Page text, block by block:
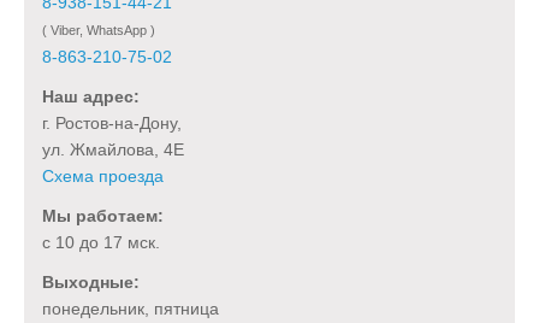
( Viber, WhatsApp )
8-863-210-75-02
Наш адрес:
г. Ростов-на-Дону,
ул. Жмайлова, 4Е
Схема проезда
Мы работаем:
с 10 до 17 мск.
Выходные:
понедельник, пятница